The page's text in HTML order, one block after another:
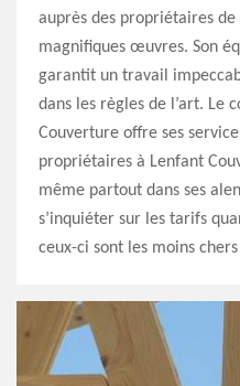
auprès des propriétaires
magnifiques œuvres. Son
garantit un travail
dans les règles de l’art. Le
Couverture offre ses
propriétaires à Lenfant
même partout dans ses
s’inquiéter sur les tarifs
ceux-ci sont les moins